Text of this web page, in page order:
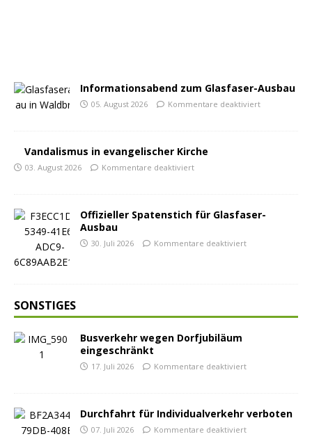
Informationsabend zum Glasfaser-Ausbau
05. August 2026 Kommentare deaktiviert
Vandalismus in evangelischer Kirche
03. August 2026 Kommentare deaktiviert
Offizieller Spatenstich für Glasfaser-
Ausbau
30. Juli 2026 Kommentare deaktiviert
SONSTIGES
Busverkehr wegen Dorfjubiläum
eingeschränkt
17. Juli 2026 Kommentare deaktiviert
Durchfahrt für Individualverkehr verboten
07. Juli 2026 Kommentare deaktiviert